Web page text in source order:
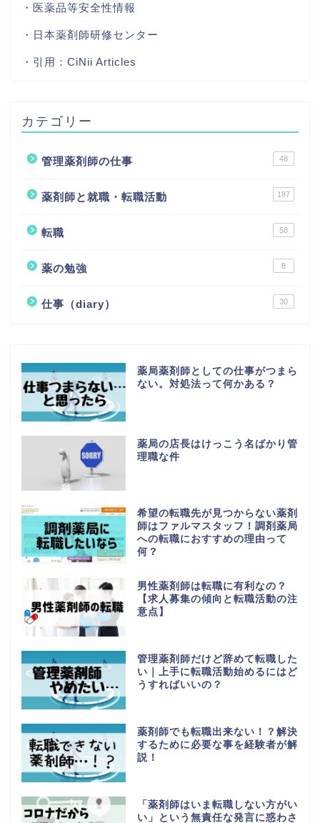
・医薬品等安全性情報
・日本薬剤師研修センター
・引用： CiNii Articles
カテゴリー
管理薬剤師の仕事 48
薬剤師と就職・転職活動 187
転職 58
薬の勉強 8
仕事（diary） 30
薬局薬剤師としての仕事がつまら
ない。対処法って何かある？
薬局の店長はけっこう名ばかり管
理職な件
希望の転職先が見つからない薬剤
師はファルマスタッフ！調剤薬局
への転職におすすめの理由って
何？
男性薬剤師は転職に有利なの？
【求人募集の傾向と転職活動の注
意点】
管理薬剤師だけど辞めて転職した
い｜上手に転職活動始めるにはど
うすればいいの？
薬剤師でも転職出来ない！？解決
するために必要な事を経験者が解
説！
「薬剤師はいま転職しない方がい
い」という無責任な発言に惑わさ